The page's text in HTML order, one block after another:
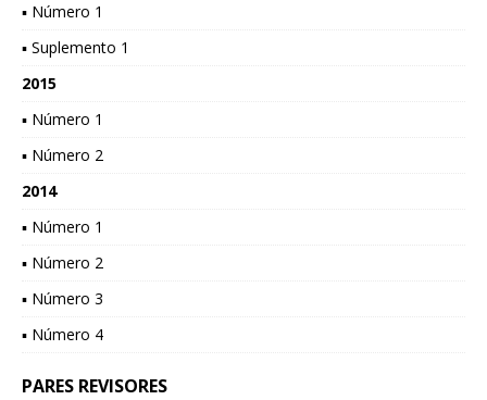
▪ Número 1
▪ Suplemento 1
2015
▪ Número 1
▪ Número 2
2014
▪ Número 1
▪ Número 2
▪ Número 3
▪ Número 4
PARES REVISORES